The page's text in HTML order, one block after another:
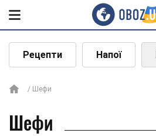
Рецепти Напої
Шефи
Шефи